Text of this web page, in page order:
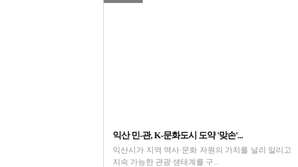
익산 민-관, K-문화도시 도약 '맞손'...
익산시가 지역 역사·문화 자원의 가치를 널리 알리고
지속 가능한 관광 생태계를 구...